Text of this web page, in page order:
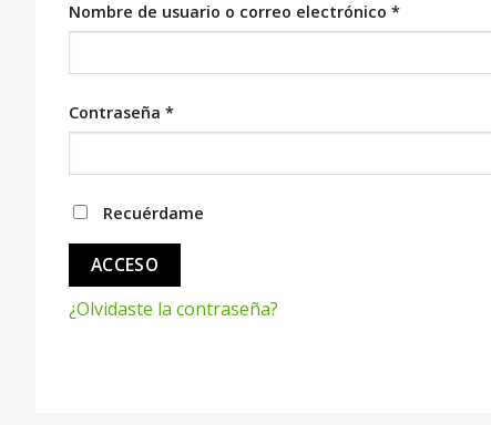
Nombre de usuario o correo electrónico *
Contraseña *
Recuérdame
ACCESO
¿Olvidaste la contraseña?